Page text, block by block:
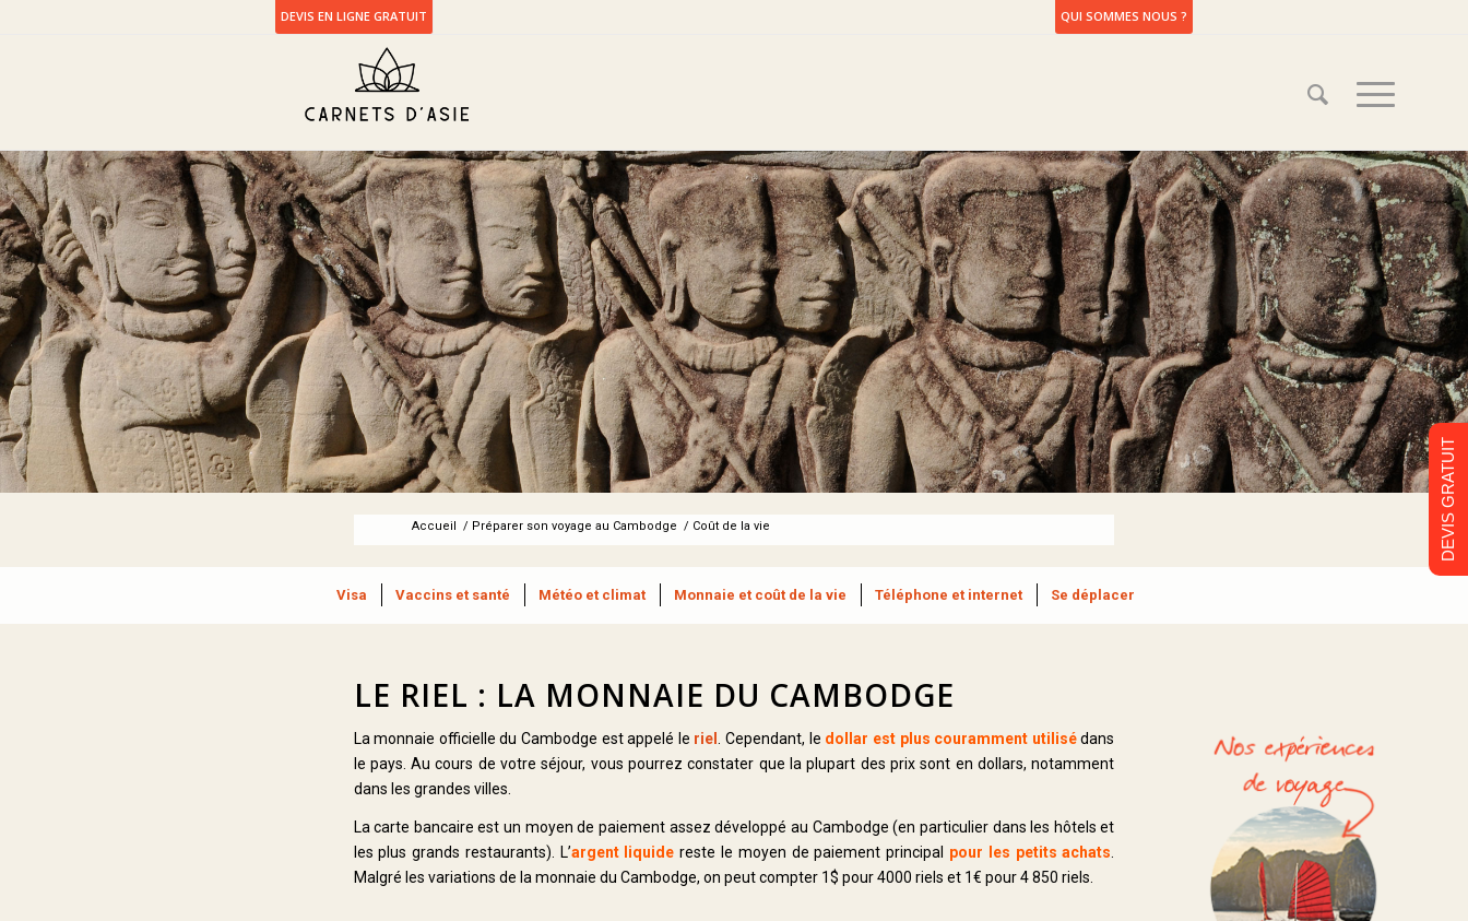
DEVIS EN LIGNE GRATUIT QUI SOMMES NOUS ?
Accueil / Préparer son voyage au Cambodge / Coût de la vie
Visa Vaccins et santé Météo et climat Monnaie et coût de la vie Téléphone et internet Se déplacer
LE RIEL : LA MONNAIE DU CAMBODGE
La monnaie officielle du Cambodge est appelé le riel . Cependant, le dollar est plus couramment utilisédans
le pays. Au cours de votre séjour, vous pourrez constater que la plupart des prix sont en dollars, notamment
dans les grandes villes.
La carte bancaire est un moyen de paiement assez développé au Cambodge (en particulier dans les hôtels et
les plus grands restaurants). L’argent liquide reste le moyen de paiement principal pour les petits achats
Malgré les variations de la monnaie du Cambodge, on peut compter 1$ pour 4000 riels et 1€ pour 4 850 riels.
DEVIS GRATUIT